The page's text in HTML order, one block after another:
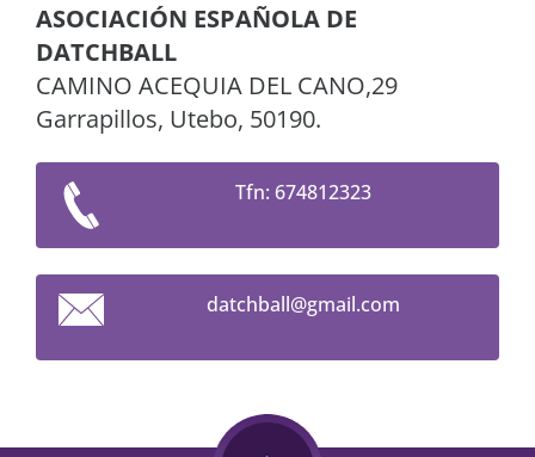
ASOCIACIÓN ESPAÑOLA DE
DATCHBALL
CAMINO ACEQUIA DEL CANO,29
Garrapillos, Utebo, 50190.
Tfn: 674812323
datchball@gmail.com